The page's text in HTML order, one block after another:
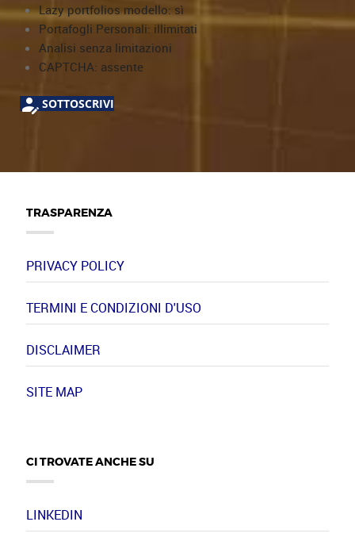
Lazy portfolios modello: sì
Portafogli Personali: illimitati
Analisi senza limitazioni
CAPTCHA: assente
SOTTOSCRIVI
TRASPARENZA
PRIVACY POLICY
TERMINI E CONDIZIONI D'USO
DISCLAIMER
SITE MAP
CI TROVATE ANCHE SU
LINKEDIN